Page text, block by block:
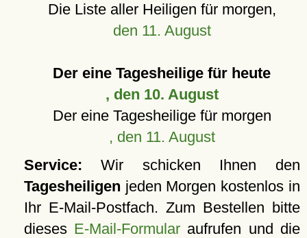
Die Liste aller Heiligen für morgen,
den 11. August
Der eine Tagesheilige für heute
, den 10. August
Der eine Tagesheilige für morgen
, den 11. August
Service: Wir schicken Ihnen den
Tagesheiligen jeden Morgen kostenlos in
Ihr E-Mail-Postfach. Zum Bestellen bitte
dieses E-Mail-Formular aufrufen und die